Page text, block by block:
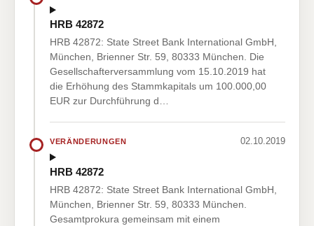
HRB 42872
HRB 42872: State Street Bank International GmbH,
München, Brienner Str. 59, 80333 München. Die
Gesellschafterversammlung vom 15.10.2019 hat
die Erhöhung des Stammkapitals um 100.000,00
EUR zur Durchführung d…
VERÄNDERUNGEN 02.10.2019
HRB 42872
HRB 42872: State Street Bank International GmbH,
München, Brienner Str. 59, 80333 München.
Gesamtprokura gemeinsam mit einem